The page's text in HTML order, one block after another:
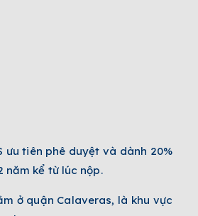
tiên phê duyệt và dành 20%
kể từ lúc nộp.
ở quận Calaveras, là khu vực